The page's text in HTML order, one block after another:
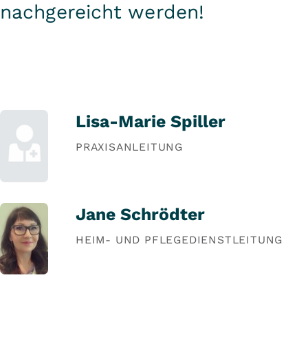
nachgereicht werden!
Lisa-Marie Spiller
PRAXISANLEITUNG
Jane Schrödter
HEIM- UND PFLEGEDIENSTLEITUNG